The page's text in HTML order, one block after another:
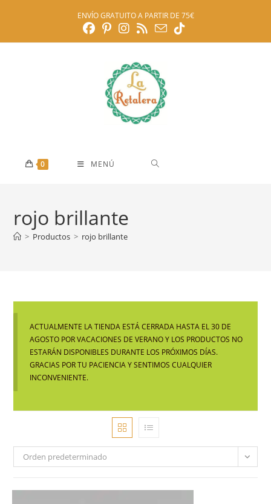
ENVÍO GRATUITO A PARTIR DE 75€
0 MENÚ
rojo brillante
> Productos > rojo brillante
ACTUALMENTE LA TIENDA ESTÁ CERRADA HASTA EL 30 DE
AGOSTO POR VACACIONES DE VERANO Y LOS PRODUCTOS NO
ESTARÁN DISPONIBLES DURANTE LOS PRÓXIMOS DÍAS.
GRACIAS POR TU PACIENCIA Y SENTIMOS CUALQUIER
INCONVENIENTE.
Orden predeterminado